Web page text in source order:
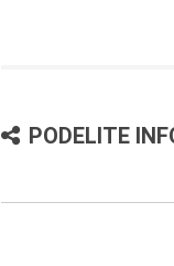
PODELITE